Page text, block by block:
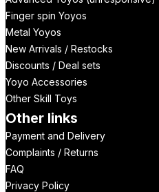
Finger spin Yoyos
Metal Yoyos
New Arrivals / Restocks
Discounts / Deal sets
Yoyo Accessories
Other Skill Toys
Other links
Payment and Delivery
Complaints / Returns
FAQ
Privacy Policy